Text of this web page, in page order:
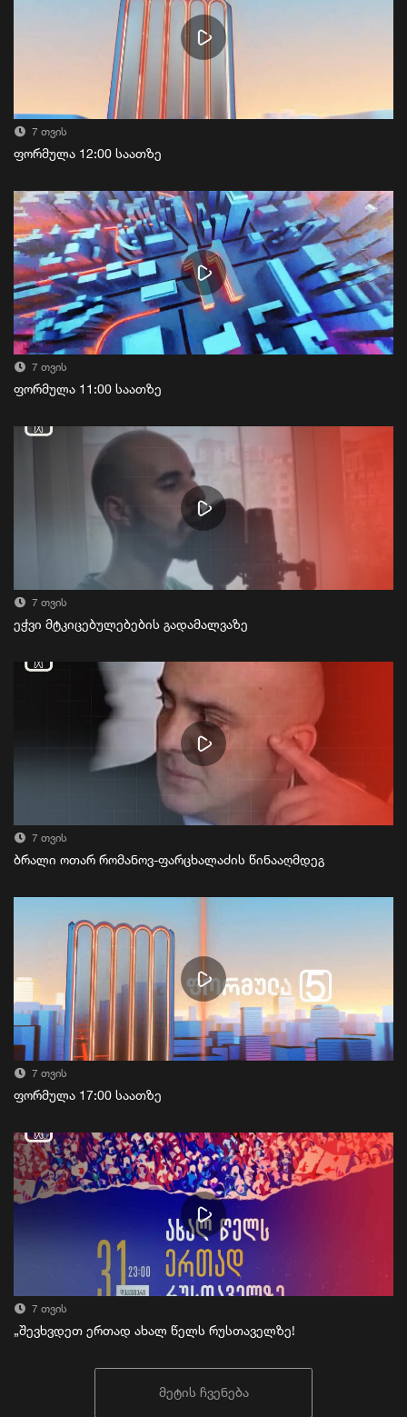
7 თვის
ფორმულა 12:00 საათზე
7 თვის
ფორმულა 11:00 საათზე
7 თვის
ეჭვი მტკიცებულებების გადამალვაზე
7 თვის
ბრალი ოთარ რომანოვ-ფარცხალაძის წინააღმდეგ
7 თვის
ფორმულა 17:00 საათზე
7 თვის
„შევხვდეთ ერთად ახალ წელს რუსთაველზე!
მეტის ჩვენება